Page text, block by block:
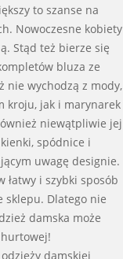
to szanse na
Nowoczesne kobiety
Stąd też bierze się
bluza ze
nie wychodzą z mody,
kroju, jak i marynarek
niewątpliwie jej
spódnice i
uwagę designie.
i szybki sposób
sklepu. Dlatego nie
damska może
damskiej